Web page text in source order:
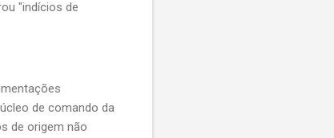
"indícios de
de comando da
de origem não